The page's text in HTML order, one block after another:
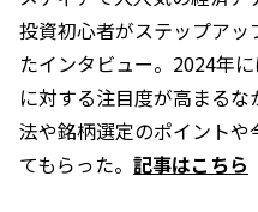
投資初心者がステップア
たインタビュー。2024年
に対する注目度が高まる
法や銘柄選定のポイント
てもらった。 記事はこちら